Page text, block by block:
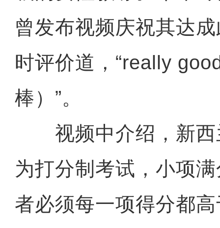
曾发布视频庆祝其达
时评价道，“really
棒）”。
视频中介绍，新西
为打分制考试，小项
者必须每一项得分都